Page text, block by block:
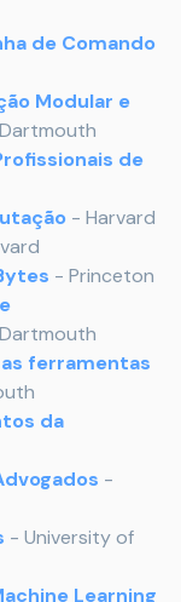
de Comando
Modular e
de
- Harvard
- Princeton
ferramentas
da
-
- University of
Learning